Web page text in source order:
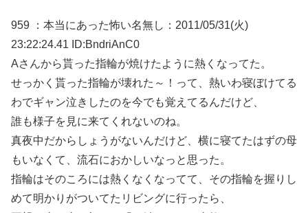
959 ：本当にあった怖い名無し：2011/05/31(火)
23:22:24.41 ID:BndriAnC0
Aさんから貰った指輪が焼けたように熱くなってた。
せっかく貰った指輪が壊れた～！って、熱いわ寝ぼけてる
わでギャン泣きしたのを今でも覚えてるんだけど、
誰も様子を見に来てくれないのね。
真夜中だからしょうがないんだけど、横に寝てたはずの母
もいなくて、流石におかしいなっと思った。
指輪はそのころには熱くなくなってて、その指輪を握りし
めて明かりがついてたリビングに行ったら、